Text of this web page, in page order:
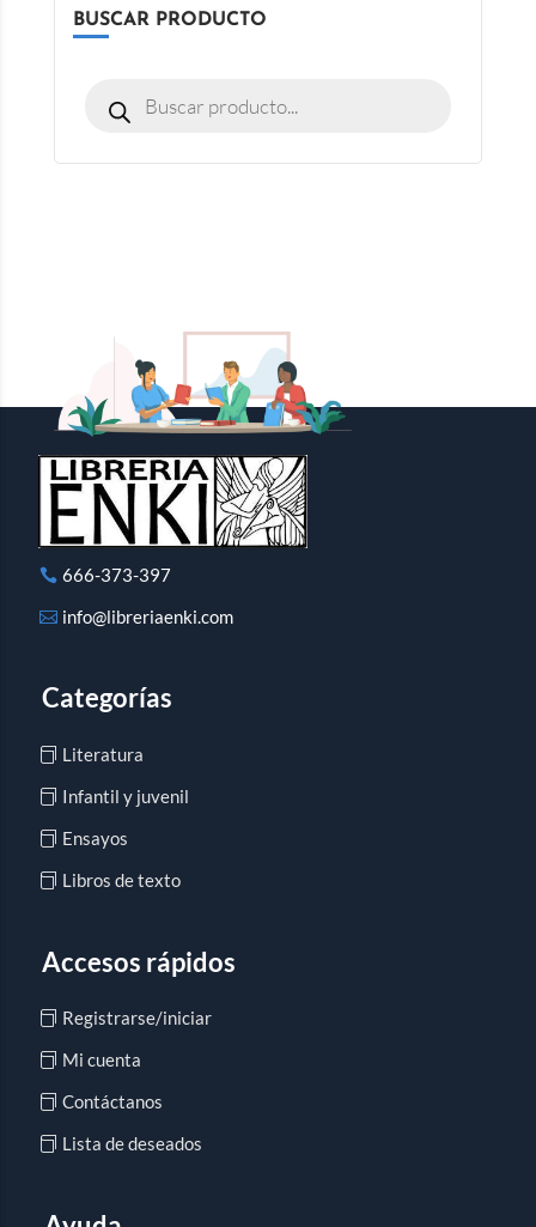
BUSCAR PRODUCTO
666-373-397
info@libreriaenki.com
Categorías
Literatura
Infantil y juvenil
Ensayos
Libros de texto
Accesos rápidos
Registrarse/iniciar
Mi cuenta
Contáctanos
Lista de deseados